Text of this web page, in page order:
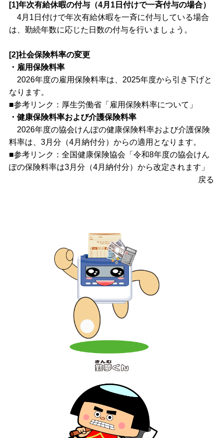
[1]年次有給休暇の付与（4月1日付けで一斉付与の場合）
4月1日付けで年次有給休暇を一斉に付与している場合
は、勤続年数に応じた日数の付与を行いましょう。
[2]社会保険料率の変更
・雇用保険料率
2026年度の雇用保険料率は、2025年度から引き下げと
なります。
■参考リンク：厚生労働省「 雇用保険料率について 」
・健康保険料率および介護保険料率
2026年度の協会けんぽの健康保険料率および介護保険
料率は、3月分（4月納付分）からの適用となります。
■参考リンク：全国健康保険協会「 令和8年度の協会けん
ぽの保険料率は3月分（4月納付分）から改定されます 」
戻る